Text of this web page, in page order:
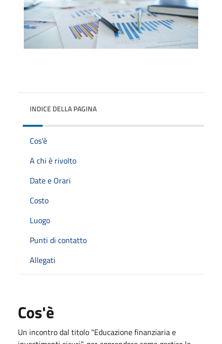
INDICE DELLA PAGINA
Cos'è
A chi è rivolto
Date e Orari
Costo
Luogo
Punti di contatto
Allegati
Cos'è
Un incontro dal titolo "Educazione finanziaria e